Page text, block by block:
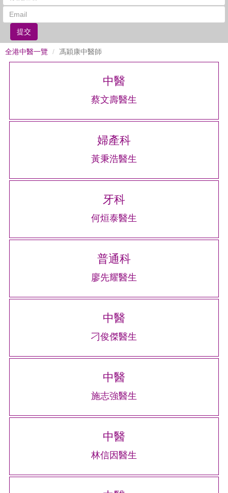
提交
全港中醫一覽 馮穎康中醫師
中醫
蔡文壽醫生
婦產科
黃秉浩醫生
牙科
何烜泰醫生
普通科
廖先耀醫生
中醫
刁俊傑醫生
中醫
施志強醫生
中醫
林信因醫生